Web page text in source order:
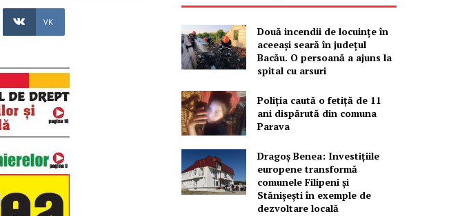
VK
Două incendii de locuințe în
aceeași seară în județul
Bacău. O persoană a ajuns la
spital cu arsuri
Poliția caută o fetiță de 11
ani dispărută din comuna
Parava
Dragoș Benea: Investițiile
europene transformă
comunele Filipeni și
Stănișești în exemple de
dezvoltare locală